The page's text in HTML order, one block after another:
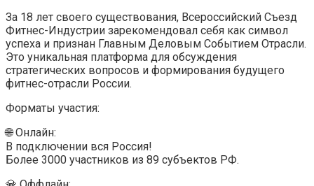
За 18 лет своего существования, Всероссийский Съезд
Фитнес-Индустрии зарекомендовал себя как символ
успеха и признан Главным Деловым Событием Отрасли.
Это уникальная платформа для обсуждения
стратегических вопросов и формирования будущего
фитнес-отрасли России.
Форматы участия:
🌐 Онлайн:
В подключении вся Россия!
Более 3000 участников из 89 субъектов РФ.